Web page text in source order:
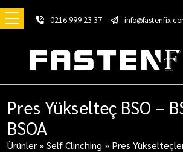
0216 999 23 37
Pres Yükselteç BSO –
BSOA
Ürünler»Self Clinching » Pres